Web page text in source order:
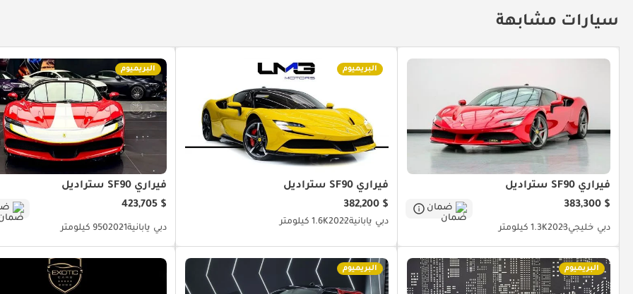
سيارات مشابهة
فيراري SF90 ستراديل
$ 383,300
ضمان
دبي خليجي20231.3K كيلومتر
البريميوم
فيراري SF90 ستراديل
$ 382,200
دبي يابانية20221.6K كيلومتر
البريميوم
فيراري SF90 ستراديل
$ 423,705
دبي يابانية2021950 كيلومتر
البريميوم البريميوم